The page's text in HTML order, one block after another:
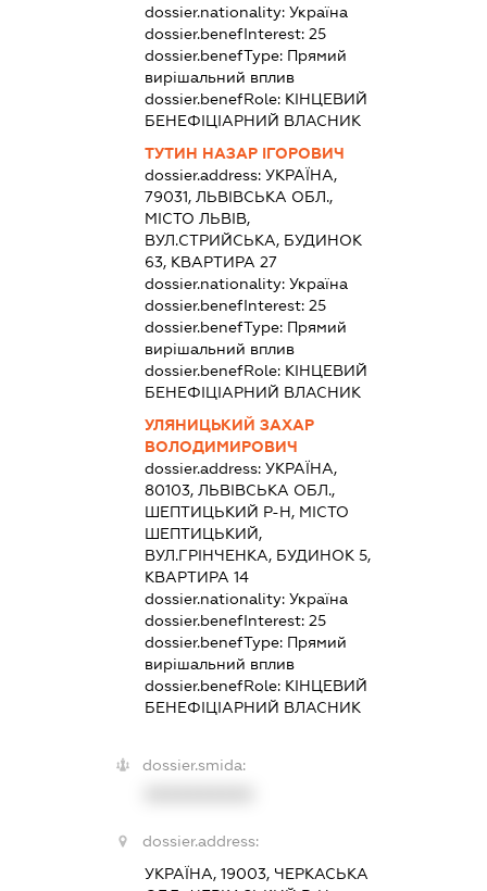
dossier.nationality: Україна
dossier.benefInterest: 25
dossier.benefType: Прямий
вирішальний вплив
dossier.benefRole: КІНЦЕВИЙ
БЕНЕФІЦІАРНИЙ ВЛАСНИК
ТУТИН НАЗАР ІГОРОВИЧ
dossier.address: УКРАЇНА,
79031, ЛЬВІВСЬКА ОБЛ.,
МІСТО ЛЬВІВ,
ВУЛ.СТРИЙСЬКА, БУДИНОК
63, КВАРТИРА 27
dossier.nationality: Україна
dossier.benefInterest: 25
dossier.benefType: Прямий
вирішальний вплив
dossier.benefRole: КІНЦЕВИЙ
БЕНЕФІЦІАРНИЙ ВЛАСНИК
УЛЯНИЦЬКИЙ ЗАХАР
ВОЛОДИМИРОВИЧ
dossier.address: УКРАЇНА,
80103, ЛЬВІВСЬКА ОБЛ.,
ШЕПТИЦЬКИЙ Р-Н, МІСТО
ШЕПТИЦЬКИЙ,
ВУЛ.ГРІНЧЕНКА, БУДИНОК 5,
КВАРТИРА 14
dossier.nationality: Україна
dossier.benefInterest: 25
dossier.benefType: Прямий
вирішальний вплив
dossier.benefRole: КІНЦЕВИЙ
БЕНЕФІЦІАРНИЙ ВЛАСНИК
dossier.smida:
dossier.address:
УКРАЇНА, 19003, ЧЕРКАСЬКА